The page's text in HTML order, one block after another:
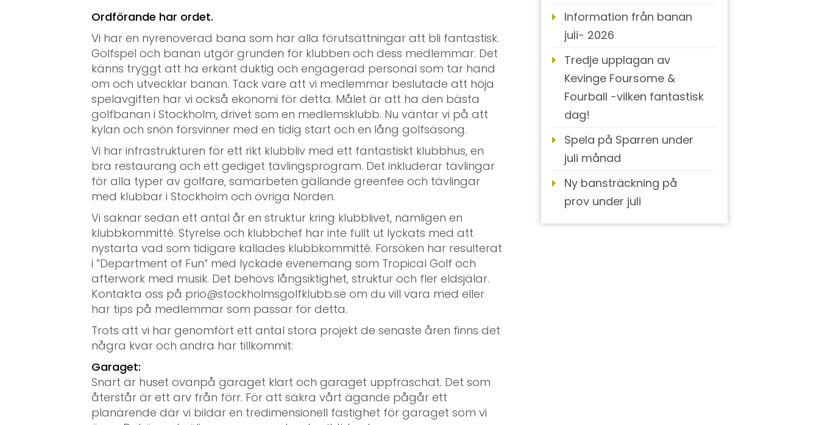
Ordförande har ordet.
Vi har en nyrenoverad bana som har alla förutsättningar att bli fantastisk.
Golfspel och banan utgör grunden för klubben och dess medlemmar. Det
känns tryggt att ha erkänt duktig och engagerad personal som tar hand
om och utvecklar banan. Tack vare att vi medlemmar beslutade att höja
spelavgiften har vi också ekonomi för detta. Målet är att ha den bästa
golfbanan i Stockholm, drivet som en medlemsklubb. Nu väntar vi på att
kylan och snön försvinner med en tidig start och en lång golfsäsong.
Vi har infrastrukturen för ett rikt klubbliv med ett fantastiskt klubbhus, en
bra restaurang och ett gediget tävlingsprogram. Det inkluderar tävlingar
för alla typer av golfare, samarbeten gällande greenfee och tävlingar
med klubbar i Stockholm och övriga Norden.
Vi saknar sedan ett antal år en struktur kring klubblivet, nämligen en
klubbkommitté. Styrelse och klubbchef har inte fullt ut lyckats med att
nystarta vad som tidigare kallades klubbkommitté. Försöken har resulterat
i ”Department of Fun” med lyckade evenemang som Tropical Golf och
afterwork med musik. Det behövs långsiktighet, struktur och fler eldsjälar.
Kontakta oss på prio@stockholmsgolfklubb.se om du vill vara med eller
har tips på medlemmar som passar för detta.
Trots att vi har genomfört ett antal stora projekt de senaste åren finns det
några kvar och andra har tillkommit:
Garaget:
Snart är huset ovanpå garaget klart och garaget uppfräschat. Det som
återstår är ett arv från förr. För att säkra vårt ägande pågår ett
planärende där vi bildar en tredimensionell fastighet för garaget som vi
Information från banan
juli- 2026
Tredje upplagan av
Kevinge Foursome &
Fourball -vilken fantastisk
dag!
Spela på Sparren under
juli månad
Ny bansträckning på
prov under juli